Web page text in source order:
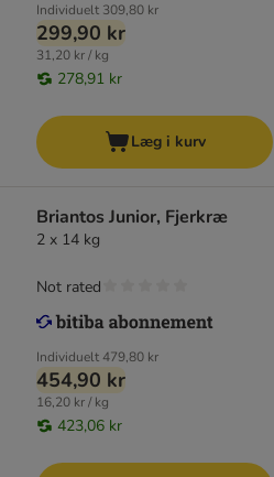
Individuelt 309,80 kr
299,90 kr
31,20 kr / kg
278,91 kr
Læg i kurv
Briantos Junior, Fjerkræ
2 x 14 kg
Individuelt479,80 kr
454,90 kr
16,20 kr / kg
423,06 kr
Not rated